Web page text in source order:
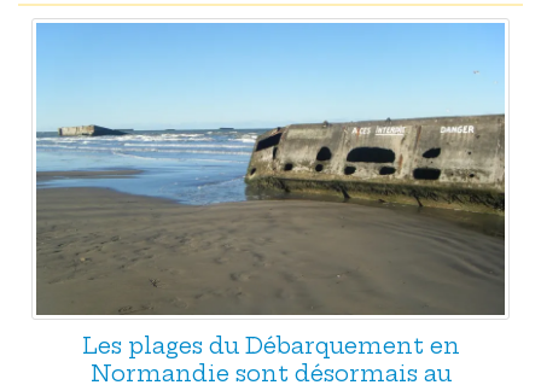
Les plages du Débarquement en
Normandie sont désormais au